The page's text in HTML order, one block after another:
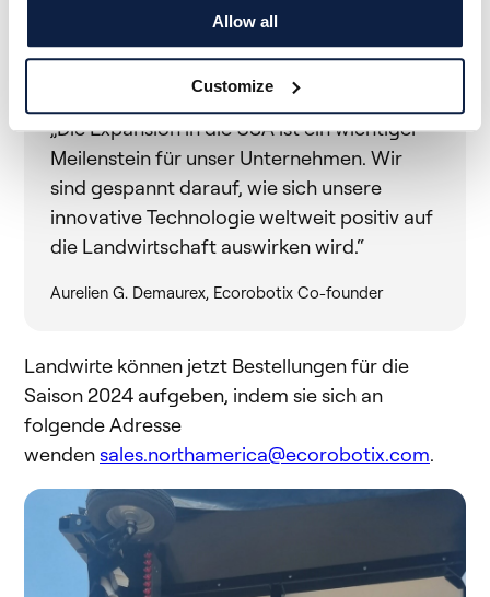
Allow all
Customize
Jahres, wo wir mit Feldvorführungen der ARA
dabei sein werden.
„Die Expansion in die USA ist ein wichtiger
Meilenstein für unser Unternehmen. Wir
sind gespannt darauf, wie sich unsere
innovative Technologie weltweit positiv auf
die Landwirtschaft auswirken wird.“
Aurelien G. Demaurex, Ecorobotix Co-founder
Landwirte können jetzt Bestellungen für die
Saison 2024 aufgeben, indem sie sich an
folgende Adresse
wendensales.northamerica@ecorobotix.com.